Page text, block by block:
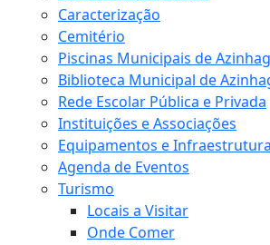
Caracterização
Cemitério
Piscinas Municipais de
Biblioteca Municipal de
Rede Escolar Pública e Privada
Instituições e Associações
Equipamentos e
Agenda de Eventos
Turismo
Locais a Visitar
Onde Comer